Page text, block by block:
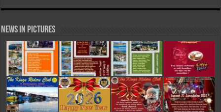
News in Pictures